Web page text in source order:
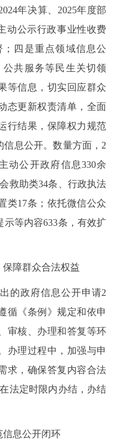
年决算、2025年度部
动公示行政事业性收费
四是重点领域信息公
共服务等民生关切领
等信息，切实回应群众
态更新权责清单，全面
行结果，保障权力规范
息公开。数量方面，2
动公开政府信息330余
救助类34条、行政执法
类17条；依托微信公众
等内容633条，有效扩
障群众合法权益
的政府信息公开申请2
循《条例》规定和依申
审核、办理和答复等环
办理过程中，加强与申
求，确保答复内容合法
法定时限内办结，办结
息公开闭环